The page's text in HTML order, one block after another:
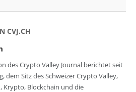
CVJ.CH
LinkedIn
des Crypto Valley Journal berichtet seit
dem Sitz des Schweizer Crypto Valley,
Krypto, Blockchain und die